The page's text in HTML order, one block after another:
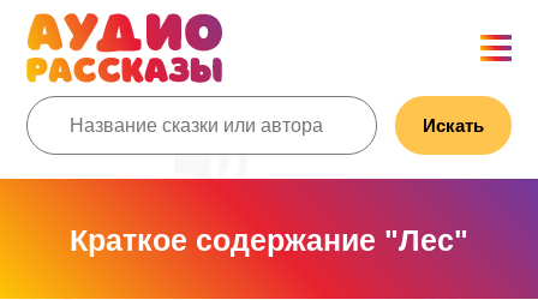
Искать
Краткое содержание "Лес"